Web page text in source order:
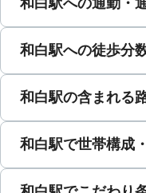
和白駅への通勤・
和白駅への徒歩分
和白駅の含まれる
和白駅で世帯構成